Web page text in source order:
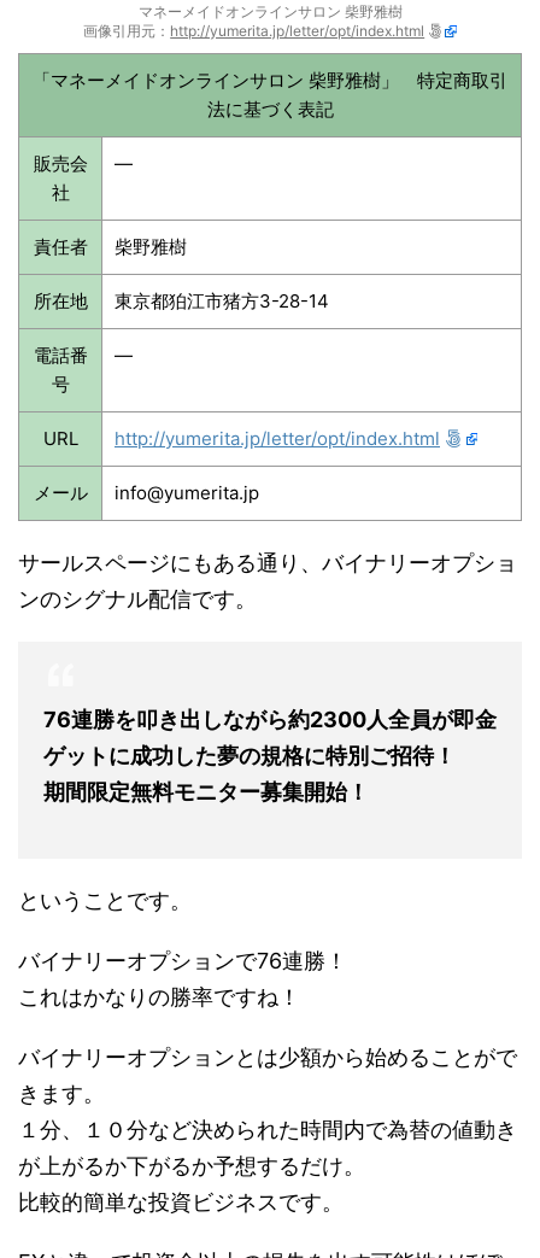
マネーメイドオンラインサロン 柴野雅樹
画像引用元： http://yumerita.jp/letter/opt/index.html
「マネーメイドオンラインサロン 柴野雅樹」 特定商取引
法に基づく表記
販売会
社
—
責任者 柴野雅樹
所在地 東京都狛江市猪方3-28-14
電話番
号
—
URL http://yumerita.jp/letter/opt/index.html
メール info@yumerita.jp
サールスページにもある通り、バイナリーオプショ
ンのシグナル配信です。
76連勝を叩き出しながら約2300人全員が即金
ゲットに成功した夢の規格に特別ご招待！
期間限定無料モニター募集開始！
ということです。
バイナリーオプションで76連勝！
これはかなりの勝率ですね！
バイナリーオプションとは少額から始めることがで
きます。
１分、１０分など決められた時間内で為替の値動き
が上がるか下がるか予想するだけ。
比較的簡単な投資ビジネスです。